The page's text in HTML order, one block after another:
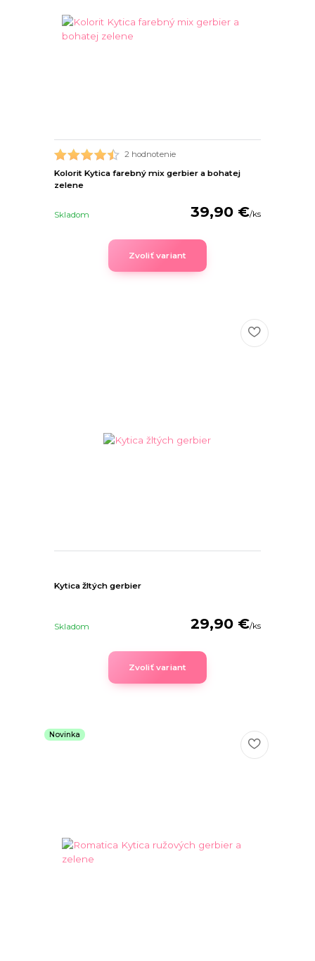
2 hodnotenie
Kolorit Kytica farebný mix gerbier a bohatej
zelene
39,90 €/ks
Skladom
Zvoliť variant
Kytica žltých gerbier
29,90 €/ks
Skladom
Zvoliť variant
Novinka